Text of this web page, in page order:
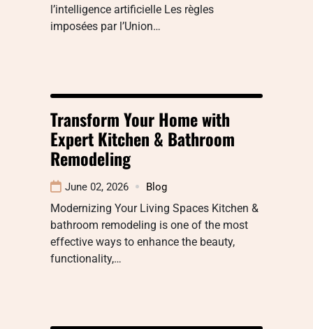
l’intelligence artificielle Les règles
imposées par l’Union…
Transform Your Home with
Expert Kitchen & Bathroom
Remodeling
June 02, 2026 Blog
Modernizing Your Living Spaces Kitchen &
bathroom remodeling is one of the most
effective ways to enhance the beauty,
functionality,…